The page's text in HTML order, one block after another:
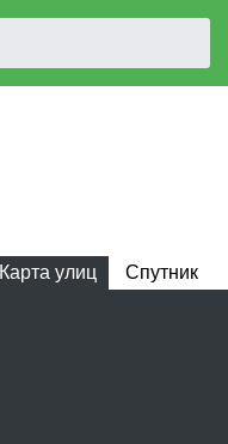
Карта улиц Спутник